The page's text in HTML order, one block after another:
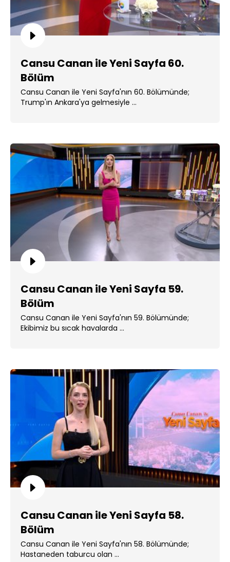
Cansu Canan ile Yeni Sayfa 60.
Bölüm
Cansu Canan ile Yeni Sayfa'nın 60. Bölümünde;
Trump'ın Ankara'ya gelmesiyle ...
Cansu Canan ile Yeni Sayfa 59.
Bölüm
Cansu Canan ile Yeni Sayfa'nın 59. Bölümünde;
Ekibimiz bu sıcak havalarda ...
Cansu Canan ile Yeni Sayfa 58.
Bölüm
Cansu Canan ile Yeni Sayfa'nın 58. Bölümünde;
Hastaneden taburcu olan ...